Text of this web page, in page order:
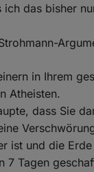
ich das bisher
in Ihrem
Atheisten.
dass Sie
ist und die
7 Tagen